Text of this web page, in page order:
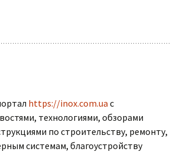
https://inox.com.ua с
технологиями, обзорами
по строительству, ремонту,
системам, благоустройству